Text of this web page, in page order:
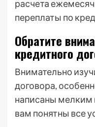
расчета
переплаты по
Обратите
кредитного
Внимательно
договора,
написаны мелким
вам понятны все